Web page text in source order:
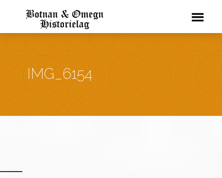
IMG_6154